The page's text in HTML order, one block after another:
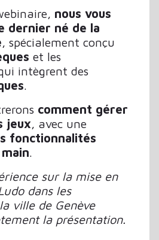
nous vous
dernier né de la
, spécialement conçu
et les
intègrent des
.
comment gérer
jeux, avec une
fonctionnalités
.
sur la mise en
dans les
ville de Genève
la présentation.